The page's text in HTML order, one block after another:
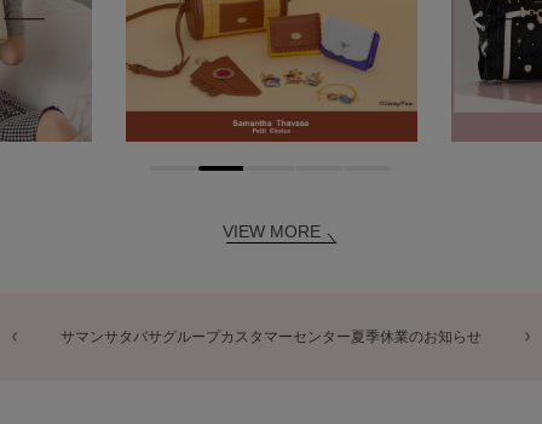
VIEW MORE
商品に関するお詫びとお知らせ